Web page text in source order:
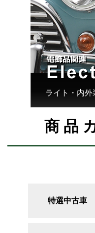
ライト・内外
商品
特選中古車